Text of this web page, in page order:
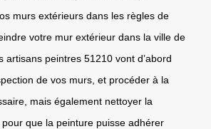
murs extérieurs dans les règles de
votre mur extérieur dans la ville de
artisans peintres 51210 vont d’abord
de vos murs, et procéder à la
mais également nettoyer la
que la peinture puisse adhérer